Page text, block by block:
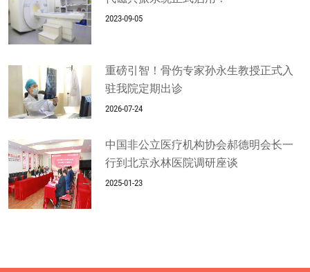
2023-09-05
重磅引智！骨伤专家孙永生教授正式入
驻我院定期出诊
2026-07-24
中国非公立医疗机构协会郝德明会长一
行到北京永林医院调研座谈
2025-01-23